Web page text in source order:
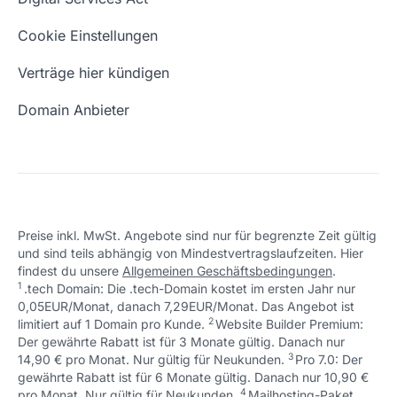
Schön, dass ich dir helfen konnte.
Tut mir leid, du erreichst uns unter:
+49 (0) 451 / 70 99 70
support@checkdomain.de
Schön, dass ich dir helfen konnte.
Tut mir leid, du erreichst uns unter:
+49 (0) 451 / 70 99 70
support@checkdomain.de
Schön, dass ich dir helfen konnte.
Tut mir leid, du erreichst uns unter:
+49 (0) 451 / 70 99 70oder
support@checkdomain.de
Schön, dass ich dir helfen konnte.
Tut mir leid, du erreichst uns unter:
+49 (0) 451 / 70 99 70oder
support@checkdomain.de
Schön, dass ich dir helfen konnte.
Tut mir leid, du erreichst uns unter:
+49 (0) 451 / 70 99 70oder
support@checkdomain.de
Domain Umzug
Wie ist meine IP?
Email Adresse erstellen
Cookie Einstellungen
Verträge hier kündigen
Domain Anbieter
Preise inkl. MwSt. Angebote sind nur für begrenzte Zeit gültig
und sind teils abhängig von Mindestvertragslaufzeiten. Hier
findest du unsere Allgemeinen Geschäftsbedingungen.
1 .tech Domain: Die .tech-Domain kostet im ersten Jahr nur
0,05EUR/Monat, danach 7,29EUR/Monat. Das Angebot ist
limitiert auf 1 Domain pro Kunde. ↩ 1
2 Website Builder Premium:
Der gewährte Rabatt ist für 3 Monate gültig. Danach nur
14,90 € pro Monat. Nur gültig für Neukunden. ↩ 1
3 Pro 7.0: Der
gewährte Rabatt ist für 6 Monate gültig. Danach nur 10,90 €
↩ 1
4